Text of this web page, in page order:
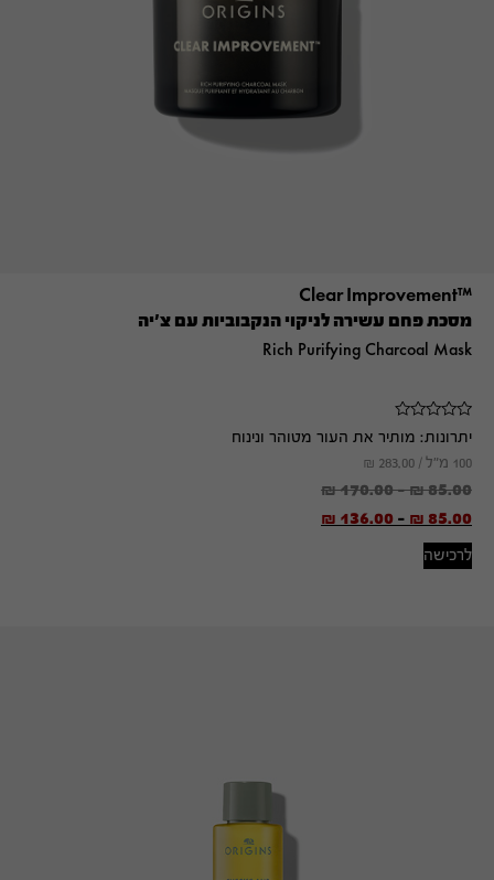
™Clear Improvement
מסכת פחם עשירה לניקוי הנקבוביות עם צ'יה
Rich Purifying Charcoal Mask
יתרונות: מותיר את העור מטוהר ונינוח
100 מ"ל / ₪ 283.00
₪85.00
-
₪170.00
₪ 85.00
-
₪ 136.00
לרכישה